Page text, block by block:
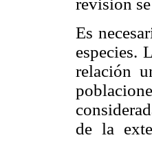
revisión
Es
especies.
relación
de la